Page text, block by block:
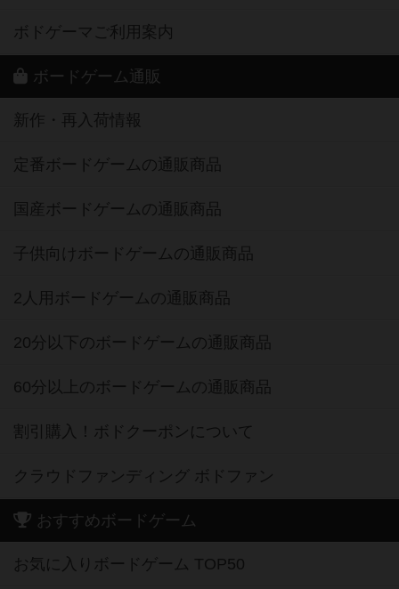
ボドゲーマご利用案内
ボードゲーム通販
新作・再入荷情報
定番ボードゲームの通販商品
国産ボードゲームの通販商品
子供向けボードゲームの通販商品
2人用ボードゲームの通販商品
20分以下のボードゲームの通販商品
60分以上のボードゲームの通販商品
割引購入！ボドクーポンについて
クラウドファンディング ボドファン
おすすめボードゲーム
お気に入りボードゲーム TOP50